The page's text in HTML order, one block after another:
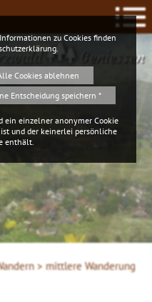
Geniessen
> mittlere Wanderung
zu Cookies finden
Cookies ablehnen
Entscheidung speichern *
ein einzelner anonymer Cookie
und der keinerlei persönliche
enthält.